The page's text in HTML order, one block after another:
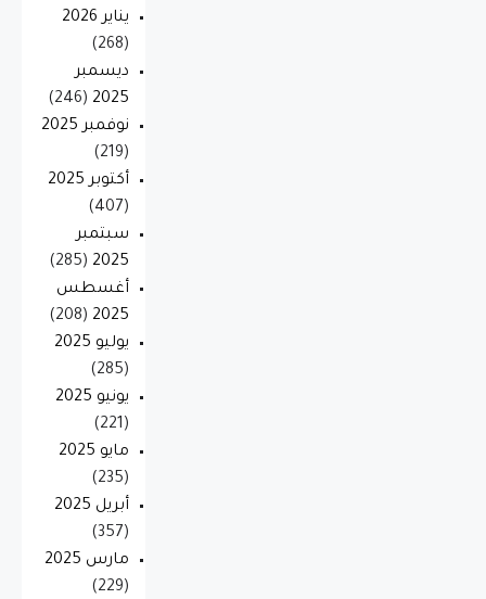
يناير 2026
(268)
ديسمبر
2025
(246)
نوفمبر 2025
(219)
أكتوبر 2025
(407)
سبتمبر
2025
(285)
أغسطس
2025
(208)
يوليو 2025
(285)
يونيو 2025
(221)
مايو 2025
(235)
أبريل 2025
(357)
مارس 2025
(229)